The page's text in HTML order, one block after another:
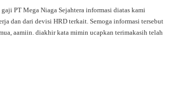
PT Mega Niaga Sejahtera informasi diatas kami
dan dari devisi HRD terkait. Semoga informasi tersebut
aamiin. diakhir kata mimin ucapkan terimakasih telah